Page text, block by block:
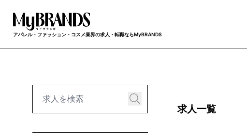
アパレル・ファッション・コスメ業界の求人・転職ならMyBRANDS
求人一覧